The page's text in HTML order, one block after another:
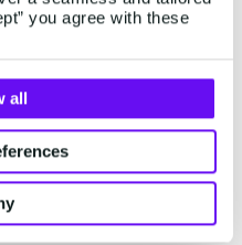
you agree with these
all
判定されるリ
・迷惑メール判定され
ル配信システムからは
め、スパム判定される